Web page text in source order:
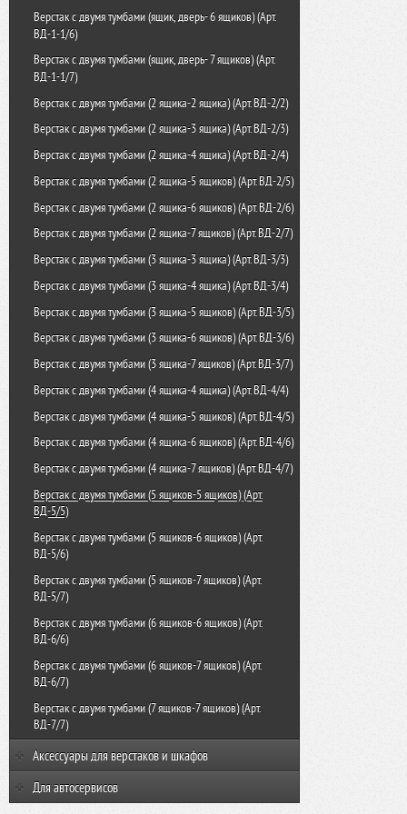
Шкаф для ключей КЛ-30П
Шкаф для ключей КЛ-40П
Шкаф для ключей КЛ-50П
Шкаф для ключей КЛ-1
Брелок для ключей универсальный
Шкаф для ключей К-20
Шкаф для ключей К-48
Шкаф для ключей К-96
Шкаф картотечный ШК-8(A4)
Шкаф картотечный ШК-8(A5)
Шкаф картотечный ШК-8(A6)
Шкаф картотечный ШК-9(A5)
Шкаф картотечный ШК-9(A6)
Шкаф картотечный ШК-65
Верстак с двумя тумбами (ящик, дверь- 6 ящиков) (Арт.
ВД-1-1/6)
Верстак с двумя тумбами (ящик, дверь- 7 ящиков) (Арт.
ВД-1-1/7)
Верстак с двумя тумбами (2 ящика-2 ящика) (Арт. ВД-2/2)
Верстак с двумя тумбами (2 ящика-3 ящика) (Арт. ВД-2/3)
Верстак с двумя тумбами (2 ящика-4 ящика) (Арт. ВД-2/4)
Верстак с двумя тумбами (2 ящика-5 ящиков) (Арт. ВД-2/5)
Верстак с двумя тумбами (2 ящика-6 ящиков) (Арт. ВД-2/6)
Верстак с двумя тумбами (2 ящика-7 ящиков) (Арт. ВД-2/7)
Верстак с двумя тумбами (3 ящика-3 ящика) (Арт. ВД-3/3)
Верстак с двумя тумбами (3 ящика-4 ящика) (Арт. ВД-3/4)
Верстак с двумя тумбами (3 ящика-5 ящиков) (Арт. ВД-3/5)
Верстак с двумя тумбами (3 ящика-6 ящиков) (Арт. ВД-3/6)
Верстак с двумя тумбами (3 ящика-7 ящиков) (Арт. ВД-3/7)
Верстак с двумя тумбами (4 ящика-4 ящика) (Арт. ВД-4/4)
Верстак с двумя тумбами (4 ящика-5 ящиков) (Арт. ВД-4/5)
Верстак с двумя тумбами (4 ящика-6 ящиков) (Арт. ВД-4/6)
Верстак с двумя тумбами (4 ящика-7 ящиков) (Арт. ВД-4/7)
Верстак с двумя тумбами (5 ящиков-5 ящиков) (Арт.
ВД-5/5)
Верстак с двумя тумбами (5 ящиков-6 ящиков) (Арт.
ВД-5/6)
Верстак с двумя тумбами (5 ящиков-7 ящиков) (Арт.
ВД-5/7)
Верстак с двумя тумбами (6 ящиков-6 ящиков) (Арт.
ВД-6/6)
Верстак с двумя тумбами (6 ящиков-7 ящиков) (Арт.
ВД-6/7)
Верстак с двумя тумбами (7 ящиков-7 ящиков) (Арт.
ВД-7/7)
Аксессуары для верстаков и шкафов
Комплектующие для верстака-тележки с тремя тумбами
(Арт. КТВ)
Для автосервисов